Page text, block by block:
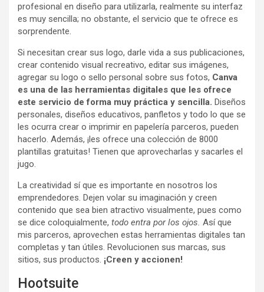
profesional en diseño para utilizarla, realmente su interfaz
es muy sencilla; no obstante, el servicio que te ofrece es
sorprendente.
Si necesitan crear sus logo, darle vida a sus publicaciones,
crear contenido visual recreativo, editar sus imágenes,
agregar su logo o sello personal sobre sus fotos, Canva
es una de las herramientas digitales que les ofrece
este servicio de forma muy práctica y sencilla. Diseños
personales, diseños educativos, panfletos y todo lo que se
les ocurra crear o imprimir en papelería parceros, pueden
hacerlo. Además, ¡les ofrece una colección de 8000
plantillas gratuitas! Tienen que aprovecharlas y sacarles el
jugo.
La creatividad sí que es importante en nosotros los
emprendedores. Dejen volar su imaginación y creen
contenido que sea bien atractivo visualmente, pues como
se dice coloquialmente, todo entra por los ojos. Así que
mis parceros, aprovechen estas herramientas digitales tan
completas y tan útiles. Revolucionen sus marcas, sus
sitios, sus productos. ¡Creen y accionen!
Hootsuite